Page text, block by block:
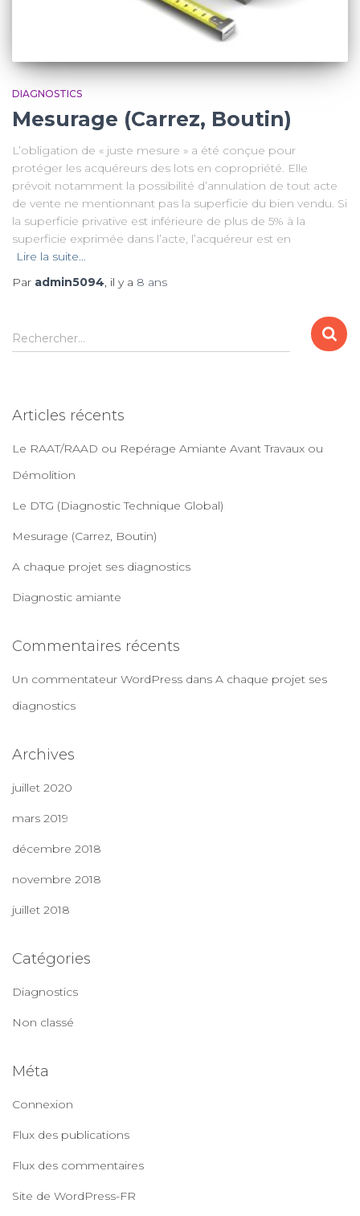
DIAGNOSTICS
Mesurage (Carrez, Boutin)
L’obligation de « juste mesure » a été conçue pour
protéger les acquéreurs des lots en copropriété. Elle
prévoit notamment la possibilité d’annulation de tout acte
de vente ne mentionnant pas la superficie du bien vendu. Si
la superficie privative est inférieure de plus de 5% à la
superficie exprimée dans l’acte, l’acquéreur est en
Lire la suite…
Par admin5094, il y a 8 ans
R
e
r
h
e
Rechercher…
Articles récents
Le RAAT/RAAD ou Repérage Amiante Avant Travaux ou
Démolition
Le DTG (Diagnostic Technique Global)
Mesurage (Carrez, Boutin)
A chaque projet ses diagnostics
Diagnostic amiante
Commentaires récents
Un commentateur WordPress dans A chaque projet ses
diagnostics
Archives
juillet 2020
mars 2019
décembre 2018
novembre 2018
juillet 2018
Catégories
Diagnostics
Non classé
Méta
Connexion
Flux des publications
Flux des commentaires
Site de WordPress-FR